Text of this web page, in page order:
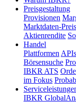
Preisgestaltung
Provisionen
Marktdaten-
Aktienrendite
Handel
Plattformen APIs
Börsensuche
IBKR ATS
im Fokus
IBKR